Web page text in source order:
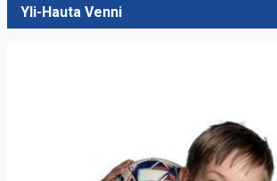
Yli-Hauta Venni